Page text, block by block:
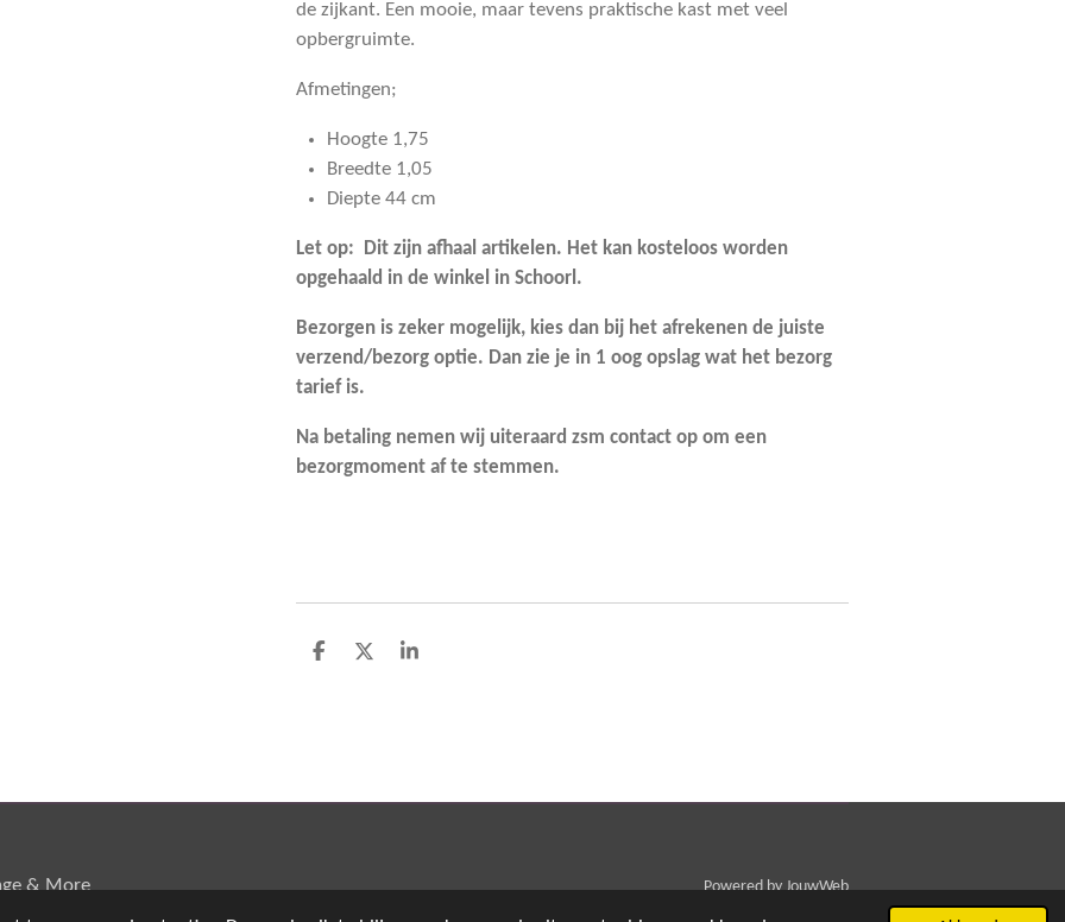
de zijkant. Een mooie, maar tevens praktische kast met veel
opbergruimte.
Afmetingen;
Hoogte 1,75
Breedte 1,05
Diepte 44 cm
Let op: Dit zijn afhaal artikelen. Het kan kosteloos worden
opgehaald in de winkel in Schoorl.
Bezorgen is zeker mogelijk, kies dan bij het afrekenen de juiste
verzend/bezorg optie. Dan zie je in 1 oog opslag wat het bezorg
tarief is.
Na betaling nemen wij uiteraard zsm contact op om een
bezorgmoment af te stemmen.
D
D
S
& More Powered byJouwWeb